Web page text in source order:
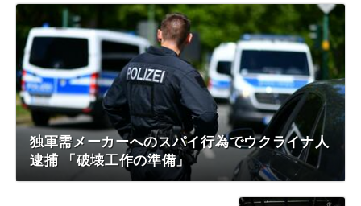
独軍需メーカーへのスパイ行為でウクライナ人
逮捕 「破壊工作の準備」